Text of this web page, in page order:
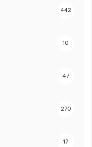
442
10
47
270
17